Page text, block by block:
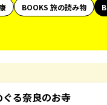
BOOKS 旅の読み物
る奈良のお寺